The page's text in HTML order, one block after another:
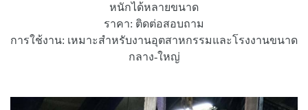
หนักได้หลายขนาด
ราคา: ติดต่อสอบถาม
การใช้งาน: เหมาะสำหรับงานอุตสาหกรรมและโรงงานขนาด
กลาง-ใหญ่